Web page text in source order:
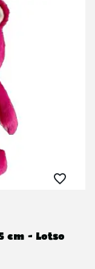
cm - Lotso